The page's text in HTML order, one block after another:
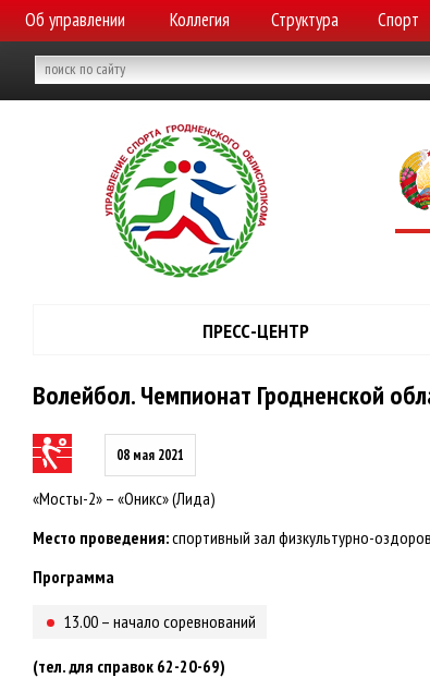
Об управлении Коллегия Структура Спорт
ПРЕСС-ЦЕНТР
Волейбол. Чемпионат Гродненской
08 мая 2021
«Мосты-2» – «Оникс» (Лида)
Место проведения:спортивный зал физкультурно-
Программа
13.00 – начало соревнований
(тел. для справок 62-20-69)